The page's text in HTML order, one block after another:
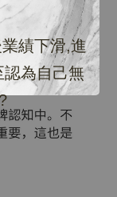
績下滑,進
為自己無